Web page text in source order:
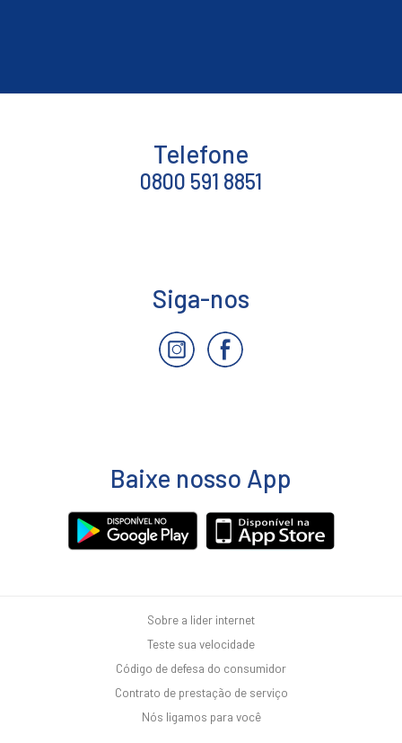
Telefone
0800 591 8851
Siga-nos
Baixe nosso App
Sobre a lider internet
Teste sua velocidade
Código de defesa do consumidor
Contrato de prestação de serviço
Nós ligamos para você